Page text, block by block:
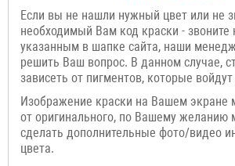
Если вы не нашли нужный цвет или не
необходимый Вам код краски -
указанным в шапке сайта, наши
решить Ваш вопрос. В данном случае,
зависеть от пигментов, которые
Изображение краски на Вашем экране
от оригинального, по Вашему
сделать дополнительные фото/видео
цвета.